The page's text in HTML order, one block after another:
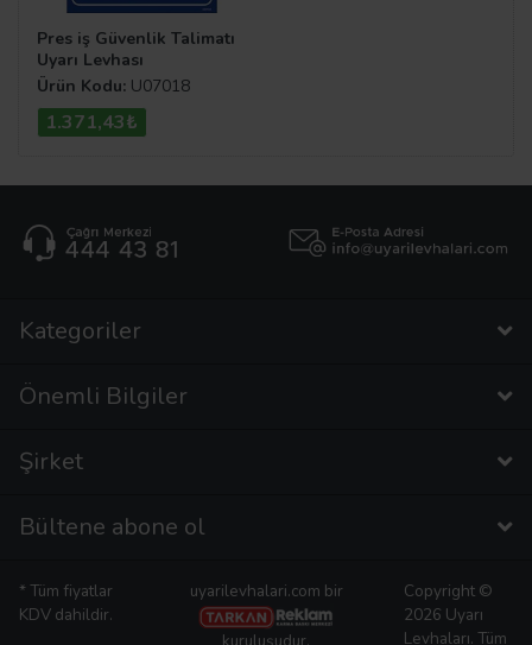
Pres iş Güvenlik Talimatı
Uyarı Levhası
Ürün Kodu: U07018
1.371,43₺
Kategoriler
Önemli Bilgiler
Şirket
Bültene abone ol
* Tüm fiyatlar
KDV dahildir.
uyarilevhalari.com bir
Copyright ©
2026 Uyarı
Levhaları. Tüm